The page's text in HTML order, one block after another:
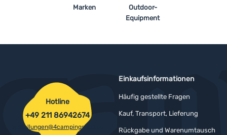
Marken
Outdoor-
Equipment
Einkaufsinformationen
Häufig gestellte Fragen
Kauf, Transport, Lieferung
Rückgabe und Warenumtausch
Hotline
+49 211 86942674
bestellungen@4campingshop.de